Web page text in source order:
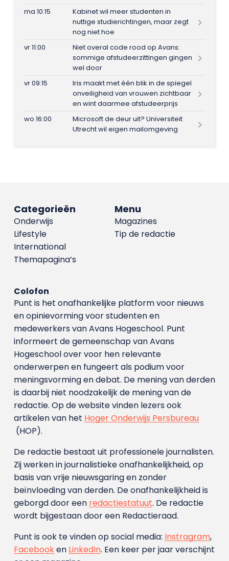
ma 10:15
Kabinet wil meer studenten in
nuttige studierichtingen, maar zegt
nog niet hoe
vr 11:00
Niet overal code rood op Avans:
sommige afstudeerzittingen gingen
wel door
vr 09:15
Iris maakt met één blik in de spiegel
onveiligheid van vrouwen zichtbaar
en wint daarmee afstudeerprijs
wo 16:00
Microsoft de deur uit? Universiteit
Utrecht wil eigen mailomgeving
Menu
Magazines
Tip de redactie
Categorieën
Onderwijs
Lifestyle
International
Themapagina’s
Colofon
Punt is het onafhankelijke platform voor nieuws
en opinievorming voor studenten en
medewerkers van Avans Hoge­school. Punt
informeert de gemeenschap van Avans
Hogeschool over voor hen relevante
onderwerpen en fungeert als podium voor
meningsvorming en debat. De mening van derden
is daarbij niet noodzakelijk de mening van de
redactie. Op de website vinden lezers ook
artikelen van het Hoger Onderwijs Persbureau
(HOP).
De redactie bestaat uit professionele journalisten.
Zij werken in journalistieke onafhankelijkheid, op
basis van vrije nieuwsgaring en zonder
beïnvloeding van derden. De onafhankelijkheid is
geborgd door een redactiestatuut. De redactie
wordt bijgestaan door een Redactieraad.
Punt is ook te vinden op social media: Instragram,
Facebooken LinkedIn. Een keer per jaar verschijnt